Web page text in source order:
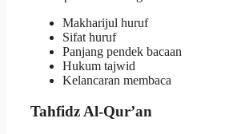
Makharijul huruf
Sifat huruf
Panjang pendek bacaan
Hukum tajwid
Kelancaran membaca
Tahfidz Al-Qur’an